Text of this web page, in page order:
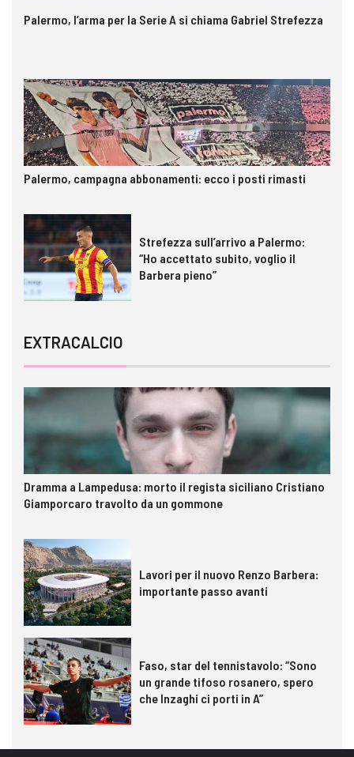
Palermo, l’arma per la Serie A si chiama Gabriel Strefezza
Palermo, campagna abbonamenti: ecco i posti rimasti
Strefezza sull’arrivo a Palermo:
“Ho accettato subito, voglio il
Barbera pieno”
EXTRACALCIO
Dramma a Lampedusa: morto il regista siciliano Cristiano
Giamporcaro travolto da un gommone
Lavori per il nuovo Renzo Barbera:
importante passo avanti
Faso, star del tennistavolo: “Sono
un grande tifoso rosanero, spero
che Inzaghi ci porti in A”